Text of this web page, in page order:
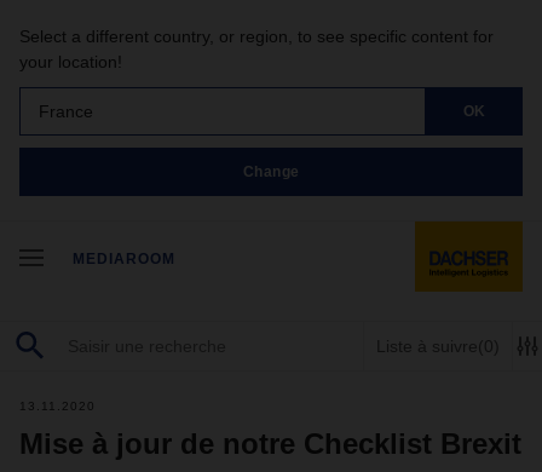
Select a different country, or region, to see specific content for
your location!
France OK
Change
MEDIAROOM
Liste à suivre(0)
13.11.2020
Mise à jour de notre Checklist Brexit